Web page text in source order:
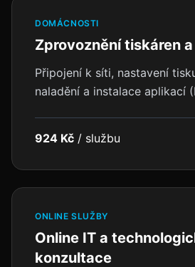
DOMÁCNOSTI
Zprovoznění tiskáren
Připojení k síti, nastavení
naladění a instalace aplikací
924 Kč / službu
ONLINE SLUŽBY
Online IT a
konzultace